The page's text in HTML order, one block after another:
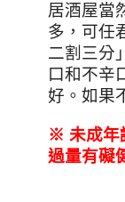
居酒屋當
多，可任
二割三分
口和不辛
好。如果
※ 未成年
過量有礙